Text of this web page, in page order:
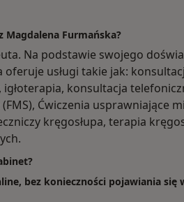
Magdalena Furmańska?
Na podstawie swojego
oferuje usługi takie jak:
konsultacja
Ćwiczenia usprawniające
kręgosłupa, terapia
bez konieczności pojawiania się